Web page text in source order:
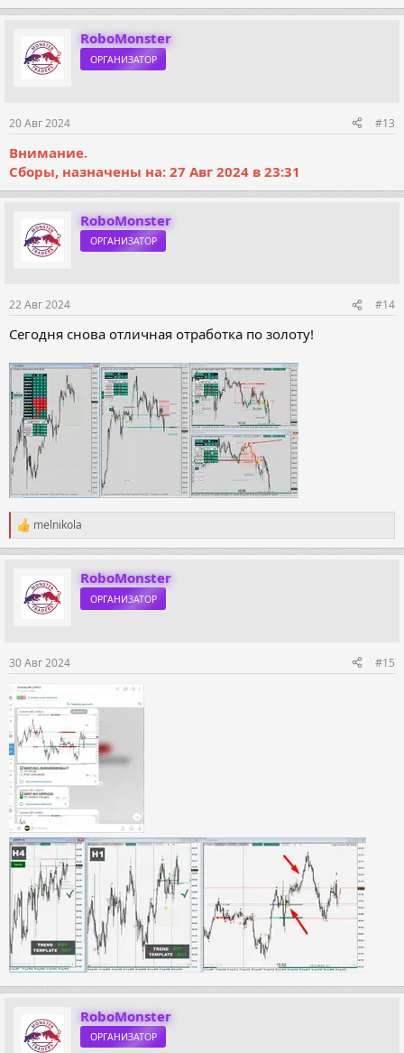
RoboMonster
ОРГАНИЗАТОР
20 Авг 2024 #13
Внимание.
Сборы, назначены на: 27 Авг 2024 в 23:31
RoboMonster
ОРГАНИЗАТОР
22 Авг 2024 #14
Сегодня снова отличная отработка по золоту!
Р
е
а
melnikola
RoboMonster
ОРГАНИЗАТОР
30 Авг 2024 #15
RoboMonster
ОРГАНИЗАТОР